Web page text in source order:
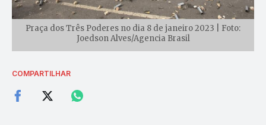
Praça dos Três Poderes no dia 8 de janeiro 2023 | Foto:
Joedson Alves/Agencia Brasil
COMPARTILHAR